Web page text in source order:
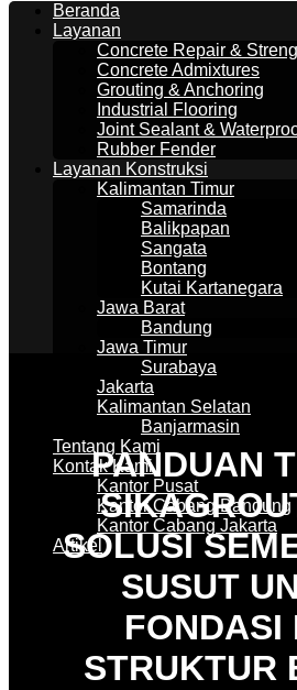
Beranda
Layanan
Concrete Repair &
Concrete Admixtures
Grouting & Anchoring
Industrial Flooring
Joint Sealant &
Rubber Fender
Layanan Konstruksi
Kalimantan Timur
Samarinda
Balikpapan
Sangata
Bontang
Kutai Kartanegara
Jawa Barat
Bandung
Jawa Timur
Surabaya
Jakarta
Kalimantan Selatan
Banjarmasin
Tentang Kami
Kontak Kami
Kantor Pusat
Kantor Cabang Bandung
Kantor Cabang Jakarta
Artikel
PANDUAN
SOLUSI
SUSUT
FONDASI
STRUKTUR